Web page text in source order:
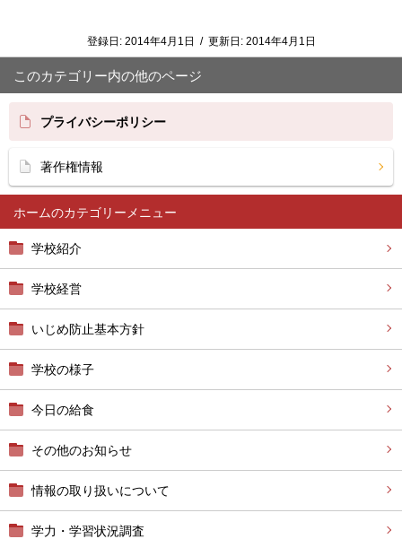
ホーム
学校紹介
学校経営
いじめ防止基本方針
学校の様子
今日の給食
その他のお知らせ
情報の取り扱いについて
学力・学習状況調査
登録日: 2014年4月1日 / 更新日: 2014年4月1日
このカテゴリー内の他のページ
プライバシーポリシー
著作権情報